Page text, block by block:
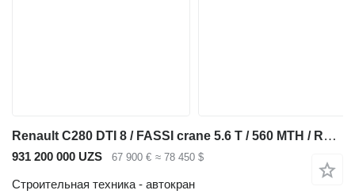
Renault C280 DTI 8 / FASSI crane 5.6 T / 560 MTH / Remote control / Rota
931 200 000 UZS 67 900 € ≈ 78 450 $
Строительная техника - автокран